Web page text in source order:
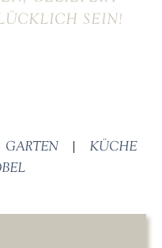
SEIN!
GARTEN |
KÜCHE